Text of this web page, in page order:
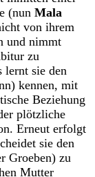
(nun Mala
von ihrem
und nimmt
zu
lernt sie den
kennen, mit
Beziehung
plötzliche
Erneut erfolgt
sie den
Groeben) zu
Mutter